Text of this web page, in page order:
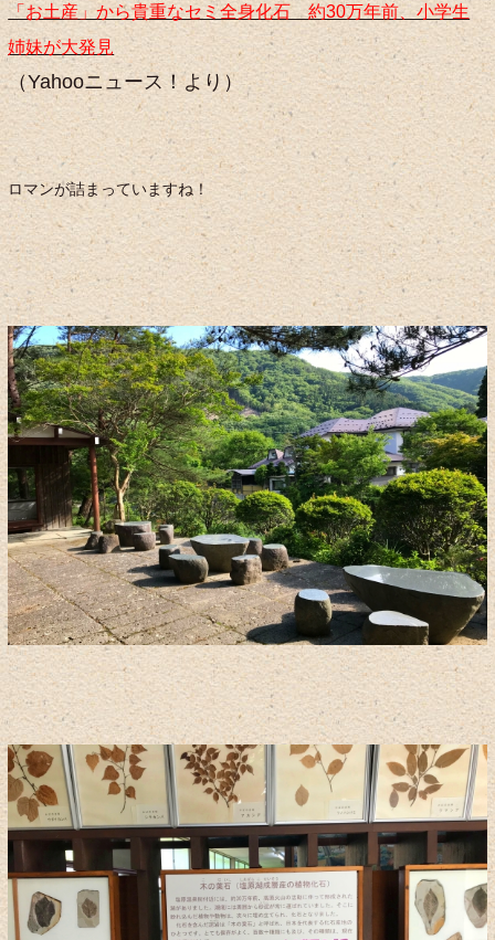
「お土産」から貴重なセミ全身化石 約30万年前、小学生
姉妹が大発見
（Yahooニュース！より）
ロマンが詰まっていますね！